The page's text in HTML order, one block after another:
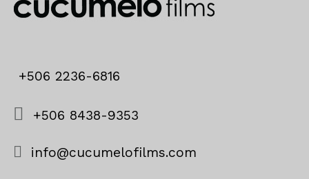
+506 2236-6816
+506 8438-9353
info@cucumelofilms.com